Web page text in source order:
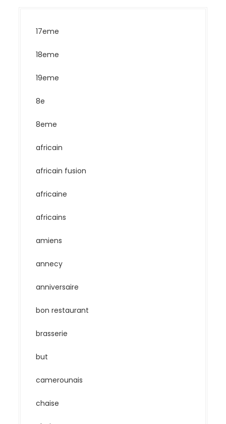
17eme
18eme
19eme
8e
8eme
africain
africain fusion
africaine
africains
amiens
annecy
anniversaire
bon restaurant
brasserie
but
camerounais
chaise